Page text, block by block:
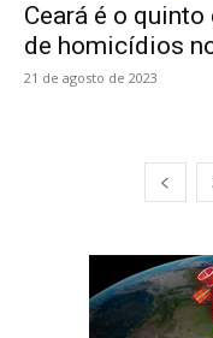
Ceará é o
de homicídios
21 de agosto de 2023